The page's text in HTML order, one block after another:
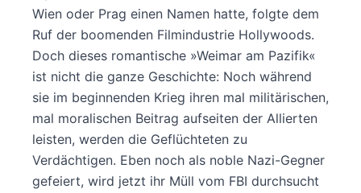
Wien oder Prag einen Namen hatte, folgte dem
Ruf der boomenden Filmindustrie Hollywoods.
Doch dieses romantische »Weimar am Pazifik«
ist nicht die ganze Geschichte: Noch während
sie im beginnenden Krieg ihren mal militärischen,
mal moralischen Beitrag aufseiten der Allierten
leisten, werden die Geflüchteten zu
Verdächtigen. Eben noch als noble Nazi-Gegner
gefeiert, wird jetzt ihr Müll vom FBI durchsucht